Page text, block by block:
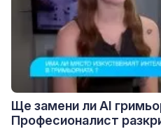
Ще замени ли AI
Професионалист